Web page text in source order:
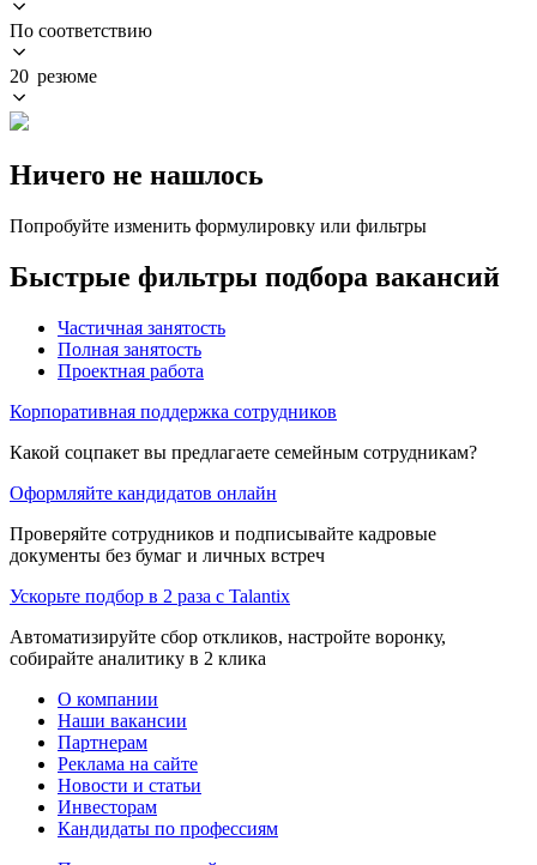
По соответствию
20 резюме
Ничего не нашлось
Попробуйте изменить формулировку или фильтры
Быстрые фильтры подбора вакансий
Частичная занятость
Полная занятость
Проектная работа
Корпоративная поддержка сотрудников
Какой соцпакет вы предлагаете семейным сотрудникам?
Оформляйте кандидатов онлайн
Проверяйте сотрудников и подписывайте кадровые
документы без бумаг и личных встреч
Ускорьте подбор в 2 раза с Talantix
Автоматизируйте сбор откликов, настройте воронку,
собирайте аналитику в 2 клика
О компании
Наши вакансии
Партнерам
Реклама на сайте
Новости и статьи
Инвесторам
Кандидаты по профессиям